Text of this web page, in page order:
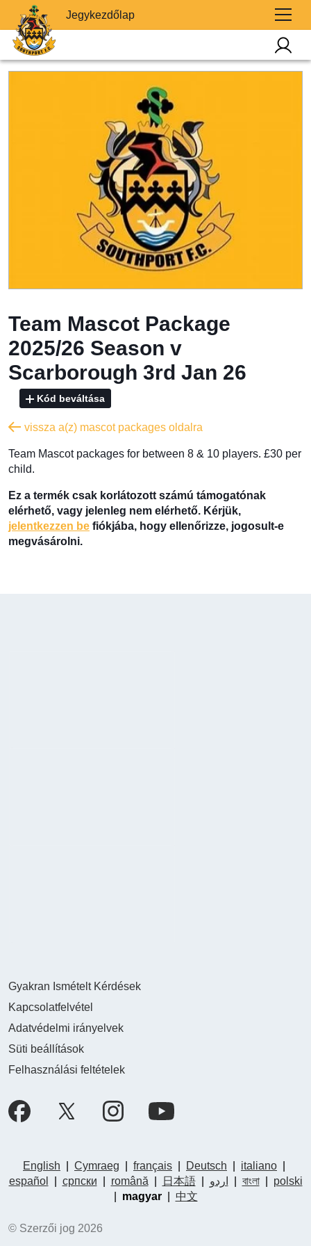
Jegykezdőlap
Team Mascot Package
2025/26 Season v
Scarborough 3rd Jan 26
Kód beváltása
vissza a(z) mascot packages oldalra
Team Mascot packages for between 8 & 10 players. £30 per
child.
Ez a termék csak korlátozott számú támogatónak
elérhető, vagy jelenleg nem elérhető. Kérjük,
jelentkezzen be fiókjába, hogy ellenőrizze, jogosult-e
megvásárolni.
Gyakran Ismételt Kérdések
Kapcsolatfelvétel
Adatvédelmi irányelvek
Süti beállítások
Felhasználási feltételek
English Cymraeg français Deutsch italiano
español
српски română 日本語| اردو বাংলা|
polski
magyar| 中文
© Szerzői jog 2026